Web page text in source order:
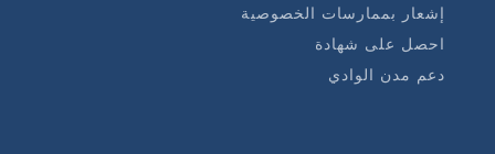
إشعار بممارسات الخصوصية
احصل على شهادة
دعم مدن الوادي